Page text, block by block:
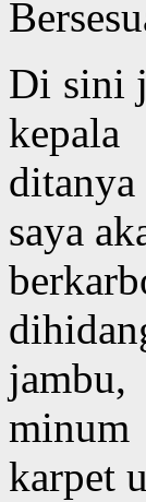
Di sini
saya
karpet